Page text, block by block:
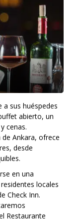
a sus huéspedes
abierto, un
cenas.
Ankara, ofrece
desde
en una
locales
Check Inn.
Restaurante